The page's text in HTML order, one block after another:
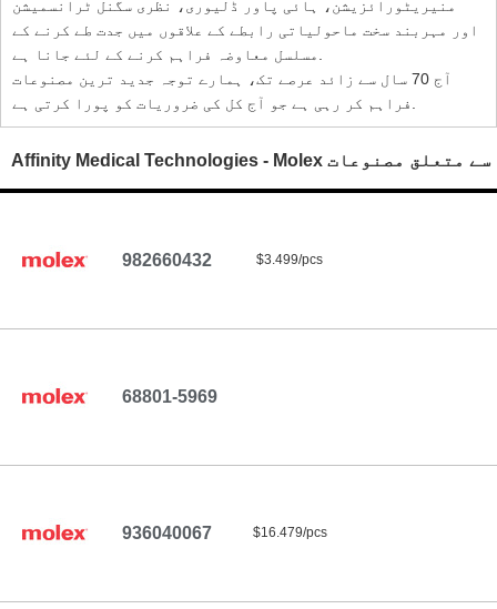
منیریٹورائزیشن، ہائی پاور ڈلیوری، نظری سگنل ٹرانسمیشن
اور مہربند سخت ماحولیاتی رابطے کے علاقوں میں جدت طے کرنے کے
آج 70 سال سے زائد عرصے تک، ہمارے توجہ جدید ترین مصنوعات
Affinity Medical Technologies - Molex سے متعلق مصنوعات
982660432 $3.499/pcs
68801-5969
936040067 $16.479/pcs